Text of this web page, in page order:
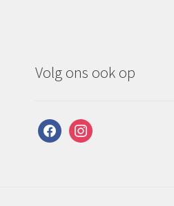
Volg ons ook op
facebookinstagram